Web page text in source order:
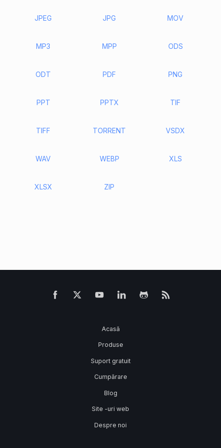
JPEG JPG MOV
MP3 MPP ODS
ODT PDF PNG
PPT PPTX TIF
TIFF TORRENT VSDX
WAV WEBP XLS
XLSX ZIP
Acasă
Produse
Suport gratuit
Cumpărare
Blog
Site -uri web
Despre noi